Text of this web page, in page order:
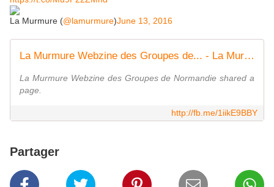
La Murmure (@lamurmure)June 13, 2016
La Murmure Webzine des Groupes de... - La Murmure Webzine des Groupes de Normandie | Facebook
La Murmure Webzine des Groupes de Normandie shared a
page.
http://fb.me/1iikE9BBY
Partager